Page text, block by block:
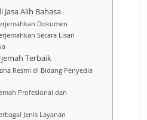
Jasa Alih Bahasa
Dokumen
Secara Lisan
Terbaik
Resmi di Bidang Penyedia
Profesional dan
Jenis Layanan